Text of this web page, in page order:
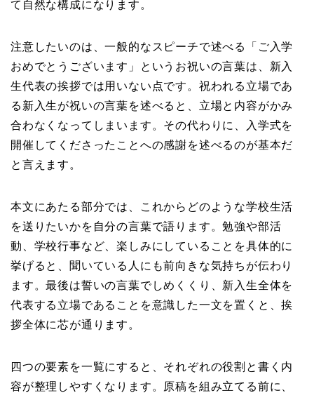
て自然な構成になります。
注意したいのは、一般的なスピーチで述べる「ご入学
おめでとうございます」というお祝いの言葉は、新入
生代表の挨拶では用いない点です。祝われる立場であ
る新入生が祝いの言葉を述べると、立場と内容がかみ
合わなくなってしまいます。その代わりに、入学式を
開催してくださったことへの感謝を述べるのが基本だ
と言えます。
本文にあたる部分では、これからどのような学校生活
を送りたいかを自分の言葉で語ります。勉強や部活
動、学校行事など、楽しみにしていることを具体的に
挙げると、聞いている人にも前向きな気持ちが伝わり
ます。最後は誓いの言葉でしめくくり、新入生全体を
代表する立場であることを意識した一文を置くと、挨
拶全体に芯が通ります。
四つの要素を一覧にすると、それぞれの役割と書く内
容が整理しやすくなります。原稿を組み立てる前に、